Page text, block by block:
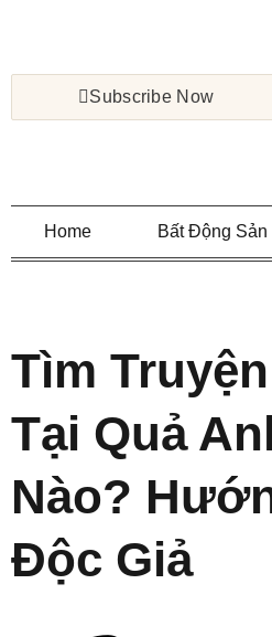
Subscribe Now
Home Bất Động Sản
Tìm
Tại Quả
Nào?
Độc Giả